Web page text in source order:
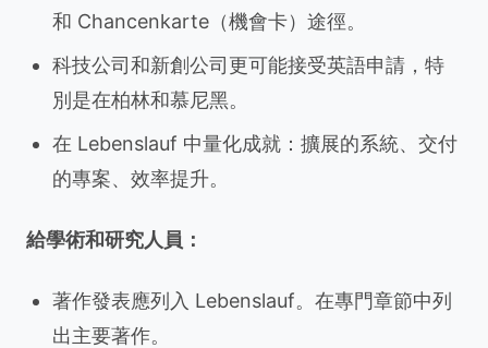
和 Chancenkarte（機會卡）途徑。
科技公司和新創公司更可能接受英語申請，特
別是在柏林和慕尼黑。
在 Lebenslauf 中量化成就：擴展的系統、交付
的專案、效率提升。
給學術和研究人員：
著作發表應列入 Lebenslauf。在專門章節中列
出主要著作。